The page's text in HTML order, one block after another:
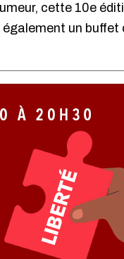
cette 10e
un buffet